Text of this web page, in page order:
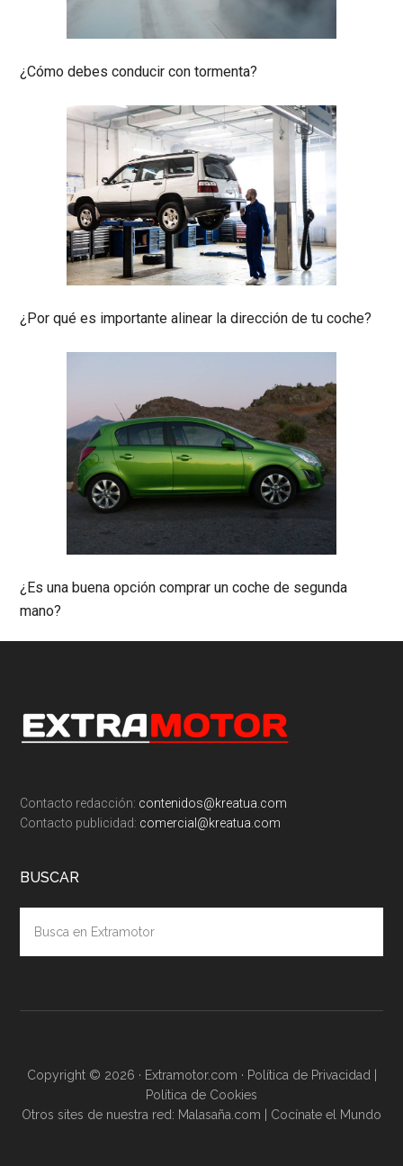
¿Cómo debes conducir con tormenta?
¿Por qué es importante alinear la dirección de tu coche?
¿Es una buena opción comprar un coche de segunda
mano?
Footer
Contacto redacción: contenidos@kreatua.com
Contacto publicidad: comercial@kreatua.com
BUSCAR
Extramotor
Copyright © 2026 · Extramotor.com · Política de Privacidad
Política de Cookies
Otros sites de nuestra red: Malasaña.com Cocínate el Mundo